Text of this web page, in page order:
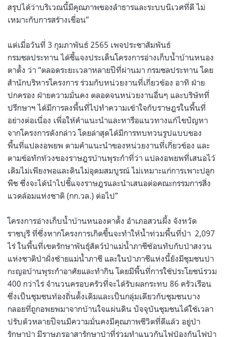
สรุปได้ว่าบริเวณนี้มีคุณภาพของลำธารและระบบนิเวศที่ดี ไม่
เหมาะกับการสร้างเขื่อน”
แต่เมื่อวันที่ 3 กุมภาพันธ์ 2565 เพจประชาสัมพันธ์
กรมชลประทาน ได้ชี้แจงประเด็นโครงการอ่างเก็บน้ำบ้านหนอง
ตาดั้ง ว่า “ตลอดระยะเวลาหลายปีที่ผ่านมา กรมชลประทาน โดย
สำนักบริหารโครงการ ร่วมกับหน่วยงานที่เกี่ยวข้อง อาทิ ฝ่าย
ปกครอง ฝ่ายความมั่นคง ตลอดจนหน่วยงานอื่นๆ และบริษัทที่
ปรึกษาฯ ได้มีการลงพื้นที่ไปทำความเข้าใจกับราษฎรในพื้นที่
อย่างต่อเนื่อง เพื่อให้คำแนะนำและหารือแนวทางแก้ไขปัญหา
จากโครงการดังกล่าว โดยล่าสุดได้มีการทบทวนรูปแบบของ
พื้นที่แปลงอพยพ ตามคำแนะนำของหน่วยงานที่เกี่ยวข้อง และ
ตามข้อทักท้วงของราษฎรบ้านพุระกำที่ว่า แปลงอพยพที่เสนอไว้
เดิมไม่เพียงพอและดินไม่อุดมสมบูรณ์ ไม่เหมาะแก่การเพาะปลูก
พืช ซึ่งจะได้นำไปชี้แจงราษฎรและนำเสนอต่อคณะกรรมการสิ่ง
แวดล้อมแห่งชาติ (กก.วล.) ต่อไป”
โครงการอ่างเก็บน้ำบ้านหนองตาดั้ง อำเภอสวนผึ้ง จังหวัด
ราชบุรี ที่ซึ่งหากโครงการเกิดขึ้นจะทำให้น้ำท่วมพื้นที่ป่า 2,097
ไร่ ในพื้นที่เขตรักษาพันธุ์สัตว์ป่าแม่น้ำภาชีซ้อนทับกับป่าสงวน
แห่งชาติป่าฝั่งซ้ายแม่น้ำภาชี และในป่าภาชีแห่งนี้ยังมีชุมชนปา
กะญอบ้านพุระกำอาศัยและทำกิน โดยมีพื้นที่การใช้ประโยชน์รวม
400 กว่าไร่ จำนวนครอบครัวที่จะได้รับผลกระทบ 86 ครัวเรือน
ซึ่งเป็นชุมชนท้องถิ่นดั้งเดิมและเป็นกลุ่มเดียวกับชุมชนบาง
กลอยที่ถูกอพยพมาจากบ้านใจแผ่นดิน ปัจจุบันชุมชนได้ใช้เวลา
ปรับตัวหลายปีจนมีความมั่นคงมีคุณภาพชีวิตที่ดีแล้ว อยู่ป่า
รักษาป่า มีราษฎรอาสารักษาป่าที่ร่วมทำแนวกันไฟป้องกันไฟป่า